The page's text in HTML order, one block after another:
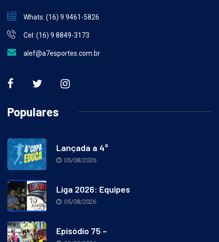
Whats: (16) 9 9461-5826
Cel: (16) 9 8849-3173
alef@a7esportes.com.br
Populares
Lançada a 4°
05/08/2026
Liga 2026: Equipes
05/08/2026
Episódio 75 –